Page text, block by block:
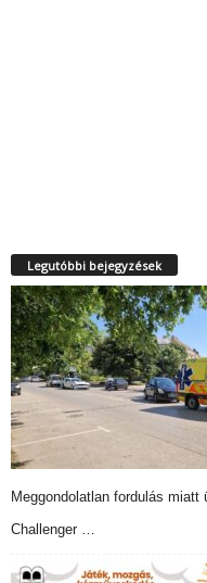
Legutóbbi bejegyzések
Meggondolatlan fordulás
Challenger …